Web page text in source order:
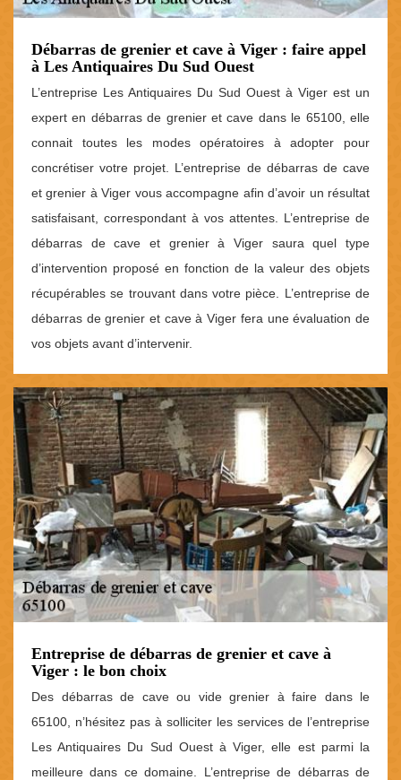
Débarras de grenier et cave à Viger : faire appel
à Les Antiquaires Du Sud Ouest
L’entreprise Les Antiquaires Du Sud Ouest à Viger est un
expert en débarras de grenier et cave dans le 65100, elle
connait toutes les modes opératoires à adopter pour
concrétiser votre projet. L’entreprise de débarras de cave
et grenier à Viger vous accompagne afin d’avoir un résultat
satisfaisant, correspondant à vos attentes. L’entreprise de
débarras de cave et grenier à Viger saura quel type
d’intervention proposé en fonction de la valeur des objets
récupérables se trouvant dans votre pièce. L’entreprise de
débarras de grenier et cave à Viger fera une évaluation de
vos objets avant d’intervenir.
Entreprise de débarras de grenier et cave à
Viger : le bon choix
Des débarras de cave ou vide grenier à faire dans le
65100, n’hésitez pas à solliciter les services de l’entreprise
Les Antiquaires Du Sud Ouest à Viger, elle est parmi la
meilleure dans ce domaine. L’entreprise de débarras de